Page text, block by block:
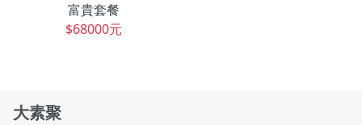
富貴套餐
$68000元
大素聚